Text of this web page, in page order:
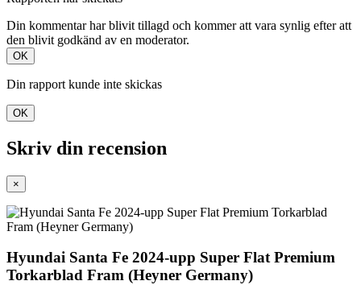
Din kommentar har blivit tillagd och kommer att vara synlig efter att
den blivit godkänd av en moderator.
OK
Din rapport kunde inte skickas
OK
Skriv din recension
×
Hyundai Santa Fe 2024-upp Super Flat Premium
Torkarblad Fram (Heyner Germany)